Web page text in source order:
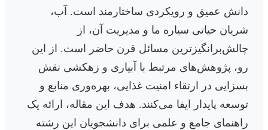
دانش عمیق و رویکردی ساختارمند است. آب،
شریان حیاتی سیاره ما و مدیریت آن، از
چالش‌برانگیزترین مسائل قرن حاضر است. از این
رو، پژوهش‌های مرتبط با آبیاری و زهکشی نقش
بسزایی در ارتقاء امنیت غذایی، بهره‌وری منابع و
توسعه پایدار ایفا می‌کنند. هدف این مقاله، ارائه یک
راهنمای جامع و علمی برای دانشجویان این رشته